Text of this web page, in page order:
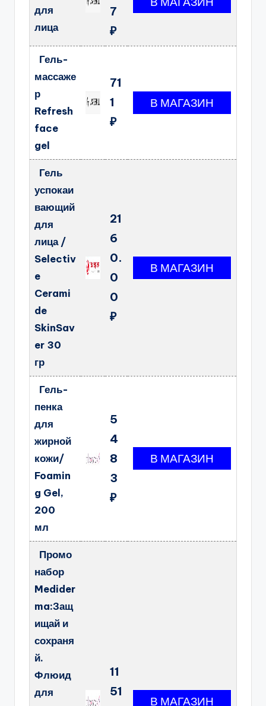
для
лица
7
₽
Гель-
массаже
р
Refresh
face
gel
71
1
₽
Гель
успокаи
вающий
для
лица /
Selectiv
e
Cerami
de
SkinSav
er 30
гр
21
6
0.
0
0
₽
Гель-
пенка
для
жирной
кожи/
Foamin
g Gel,
200
мл
5
4
8
3
₽
Промо
набор
Medider
ma:Защ
ищай и
сохраня
й.
Флюид
для
11
51